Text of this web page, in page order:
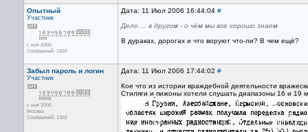
Опытный
Участник
с ноя 2005
Сообщений: 1454
Дата: 11 Июл 2006 16:44:04 #
Дело ... в другом - о чём мы все хорошо знаем
В дураках, дорогах и что воруют что-ли? В чем ещё?
Забыл пароль и логин
Участник
с ноя 2005
Москва
Сообщений: 1302
Дата: 11 Июл 2006 17:44:02 #
Кое что из истории враждебной деятельности
Стиляги и пижоны хотели слушать диапазоны 16 и